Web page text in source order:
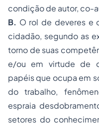
condição de autor, co-
B. O rol de deveres e
cidadão, segundo as
torno de suas
e/ou em virtude de
papéisque ocupa em
do trabalho,
espraia
setores do